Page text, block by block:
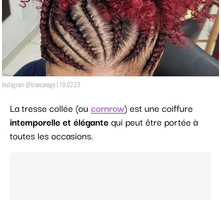
Instagram @trancanago | 19.02.23
La tresse collée (ou cornrow) est une coiffure
intemporelle et élégantequi peut être portée à
toutes les occasions.